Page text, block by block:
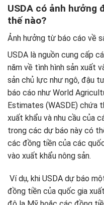
USDA có ảnh hưởng
thế nào?
Ảnh hưởng từ báo cáo về
USDA là nguồn cung cấp
năm về tình hình sản xuất
sản chủ lực như ngô, đậu
báo cáo như World
Estimates (WASDE) chứa
xuất khẩu và nhu cầu của
trong các dự báo này có
các đồng tiền của các
vào xuất khẩu nông sản.
Ví dụ, khi USDA dự báo
đồng tiền của quốc gia